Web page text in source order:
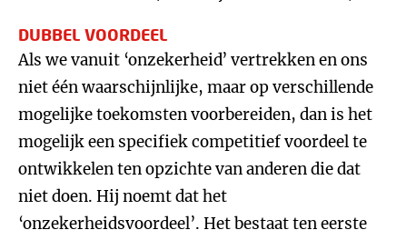
DUBBEL VOORDEEL
Als we vanuit ‘onzekerheid’ vertrekken en ons
niet één waarschijnlijke, maar op verschillende
mogelijke toekomsten voorbereiden, dan is het
mogelijk een specifiek competitief voordeel te
ontwikkelen ten opzichte van anderen die dat
niet doen. Hij noemt dat het
‘onzekerheidsvoordeel’. Het bestaat ten eerste